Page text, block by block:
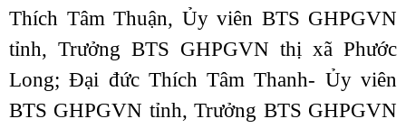
Thích Tâm Thuận, Ủy viên BTS GHPGVN
tỉnh, Trưởng BTS GHPGVN thị xã Phước
Long; Đại đức Thích Tâm Thanh- Ủy viên
BTS GHPGVN tỉnh, Trưởng BTS GHPGVN